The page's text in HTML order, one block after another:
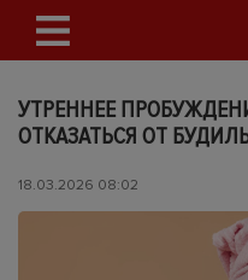
УТРЕННЕЕ
ОТКАЗАТЬСЯ ОТ
18.03.2026 08:02